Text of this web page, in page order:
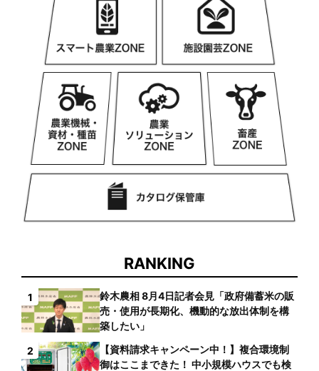
RANKING
1
鈴木農相 8月4日記者会見「政府備蓄米の販
売・使用が長期化、機動的な放出体制を構
築したい」
2
【資料請求キャンペーン中！】複合環境制
御はここまできた！ 中小規模ハウスでも検